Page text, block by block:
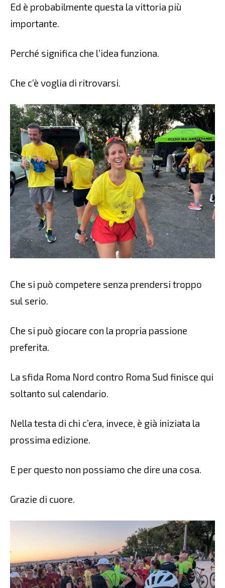
Ed è probabilmente questa la vittoria più
importante.
Perché significa che l’idea funziona.
Che c’è voglia di ritrovarsi.
Che si può competere senza prendersi troppo
sul serio.
Che si può giocare con la propria passione
preferita.
La sfida Roma Nord contro Roma Sud finisce qui
soltanto sul calendario.
Nella testa di chi c’era, invece, è già iniziata la
prossima edizione.
E per questo non possiamo che dire una cosa.
Grazie di cuore.